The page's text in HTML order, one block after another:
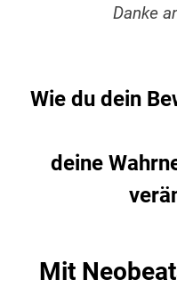
Danke
Wie du dein
deine
Mit